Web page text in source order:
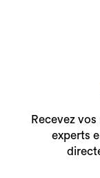
Recevez
experts